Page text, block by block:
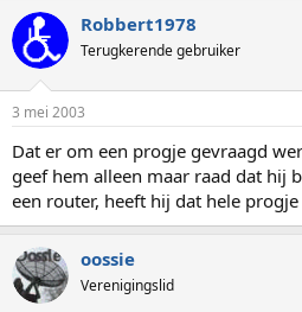
Robbert1978
Terugkerende gebruiker
3 mei 2003
Dat er om een progje gevraagd
geef hem alleen maar raad dat hij
een router, heeft hij dat hele
oossie
Verenigingslid